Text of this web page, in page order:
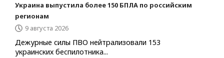
Украина выпустила более 150 БПЛА по российским
регионам
9 августа 2026
Дежурные силы ПВО нейтрализовали 153
украинских беспилотника...